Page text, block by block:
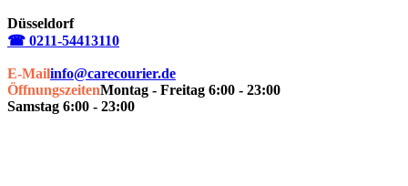
Düsseldorf
☎ 0211-54413110
E-Mailinfo@carecourier.de
ÖffnungszeitenMontag - Freitag 6:00 - 23:00
Samstag 6:00 - 23:00